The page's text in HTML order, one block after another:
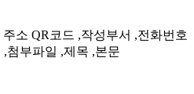
소 QR코드 ,작성부서 ,전화번호
,첨부파일 ,제목 ,본문